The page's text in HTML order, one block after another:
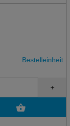
Bestelleinheit
+